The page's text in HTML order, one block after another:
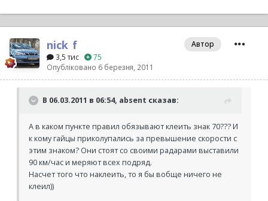
nick_f
3,5 тис
75
Опубліковано 6 березня, 2011
Автор
В 06.03.2011 в 06:54, absent сказав:
А в каком пункте правил обязывают клеить знак 70??? И
к кому гайцы приколупались за превышение скорости с
этим знаком? Они стоят со своими радарами выставили
90 км/час и меряют всех подряд.
Насчет того что наклеить, то я бы вобще ничего не
клеил))